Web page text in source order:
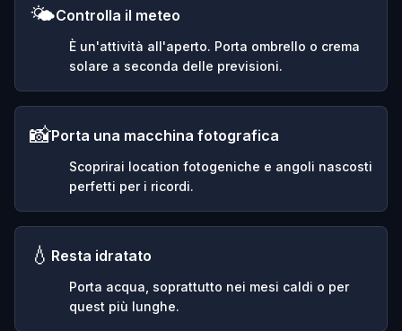
🌤️Controlla il meteo
È un'attività all'aperto. Porta ombrello o crema
solare a seconda delle previsioni.
📸Porta una macchina fotografica
Scoprirai location fotogeniche e angoli nascosti
perfetti per i ricordi.
💧 Resta idratato
Porta acqua, soprattutto nei mesi caldi o per
quest più lunghe.